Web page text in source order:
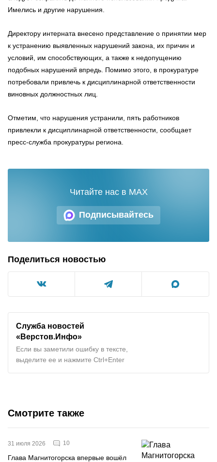
Имелись и другие нарушения.
Директору интерната внесено представление о принятии мер
к устранению выявленных нарушений закона, их причин и
условий, им способствующих, а также к недопущению
подобных нарушений впредь. Помимо этого, в прокуратуре
потребовали привлечь к дисциплинарной ответственности
виновных должностных лиц.
Отметим, что нарушения устранили, пять работников
привлекли к дисциплинарной ответственности, сообщает
пресс-служба прокуратуры региона.
Подписывайтесь
Читайте нас в MAX
Поделиться новостью
Служба новостей
«Верстов.Инфо»
Если вы заметили ошибку в тексте,
выделите ее и нажмите Ctrl+Enter
Смотрите также
31 июля 2026 10
Глава Магнитогорска впервые вошёл